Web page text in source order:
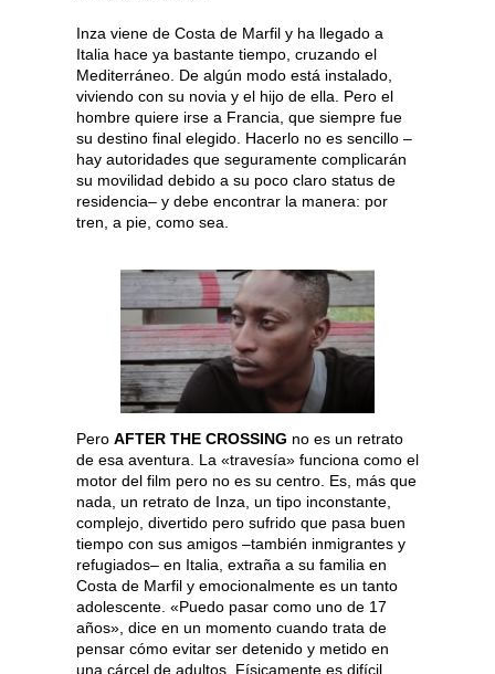
Inza viene de Costa de Marfil y ha llegado a
Italia hace ya bastante tiempo, cruzando el
Mediterráneo. De algún modo está instalado,
viviendo con su novia y el hijo de ella. Pero el
hombre quiere irse a Francia, que siempre fue
su destino final elegido. Hacerlo no es sencillo –
hay autoridades que seguramente complicarán
su movilidad debido a su poco claro status de
residencia– y debe encontrar la manera: por
tren, a pie, como sea.
Pero AFTER THE CROSSING no es un retrato
de esa aventura. La «travesía» funciona como el
motor del film pero no es su centro. Es, más que
nada, un retrato de Inza, un tipo inconstante,
complejo, divertido pero sufrido que pasa buen
tiempo con sus amigos –también inmigrantes y
refugiados– en Italia, extraña a su familia en
Costa de Marfil y emocionalmente es un tanto
adolescente. «Puedo pasar como uno de 17
años», dice en un momento cuando trata de
pensar cómo evitar ser detenido y metido en
una cárcel de adultos. Físicamente es difícil